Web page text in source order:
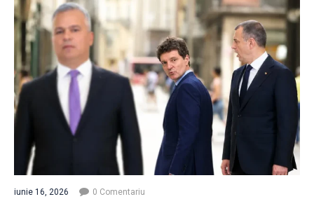
iunie 16, 2026 0 Comentariu